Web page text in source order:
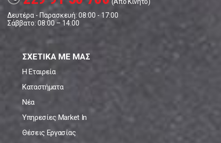
Δευτέρα - Παρασκευή: 08:00 - 17:00
Σάββατο: 08:00 – 14:00
ΣΧΕΤΙΚΑ ΜΕ ΜΑΣ
Η Εταιρεία
Καταστήματα
Νέα
Υπηρεσίες Market In
Θέσεις Εργασίας